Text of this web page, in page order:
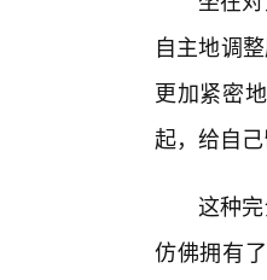
自主地调
更加紧密
起，给自己
这种
仿佛拥有